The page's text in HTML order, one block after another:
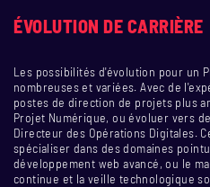
ÉVOLUTION DE CARRIÈRE
Les possibilités d'évolution pour un
nombreuses et variées. Avec de
postes de direction de projets plus
Projet Numérique, ou évoluer vers
Directeur des Opérations Digitales.
spécialiser dans des domaines
développement web avancé, ou le
continue et la veille technologique